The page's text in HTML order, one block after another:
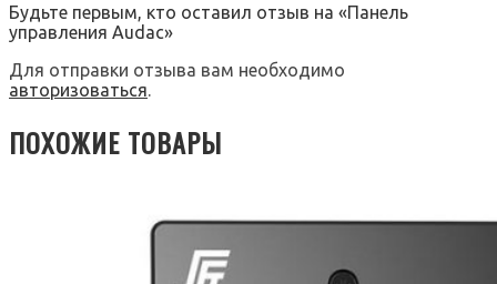
Будьте первым, кто оставил отзыв на «Панель
управления Audac»
Для отправки отзыва вам необходимо
авторизоваться.
ПОХОЖИЕ ТОВАРЫ